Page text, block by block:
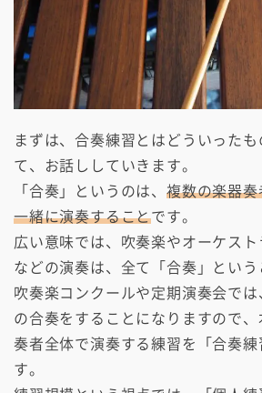
まずは、合奏練習とはどういった
て、お話ししていきます。
「合奏」というのは、 複数の楽器
一緒に演奏することです。
広い意味では、吹奏楽やオーケス
などの演奏は、全て「合奏」という
吹奏楽コンクールや定期演奏会では
の合奏をすることになりますので
奏者全体で演奏する練習を「合奏練
す。